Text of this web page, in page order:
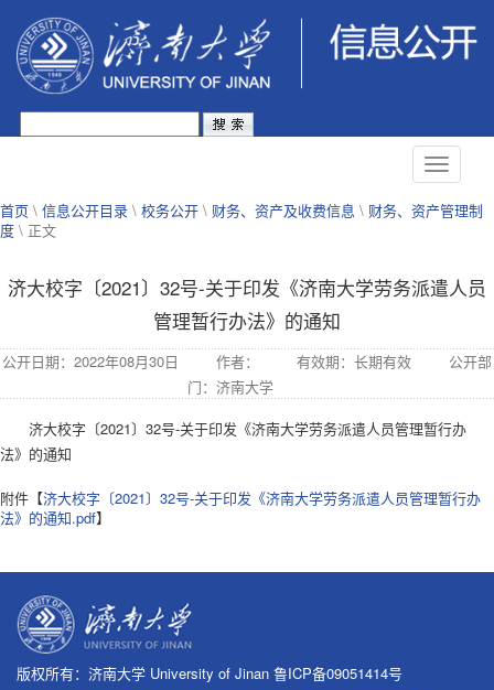
首页 \ 信息公开目录 \ 校务公开 \ 财务、资产及收费信息 \ 财务、资产管理制
度 \ 正文
济大校字〔2021〕32号-关于印发《济南大学劳务派遣人员
管理暂行办法》的通知
公开日期：2022年08月30日 作者： 有效期：长期有效
公开部
门：济南大学
济大校字〔2021〕32号-关于印发《济南大学劳务派遣人员管理暂行办
法》的通知
附件【济大校字〔2021〕32号-关于印发《济南大学劳务派遣人员管理暂行办
法》的通知.pdf】
版权所有：济南大学 University of Jinan 鲁ICP备09051414号